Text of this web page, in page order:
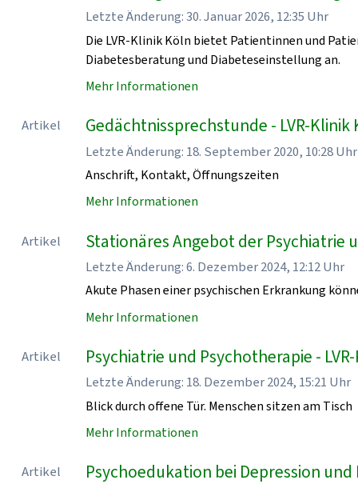
Letzte Änderung: 30. Januar 2026, 12:35 Uhr
Die LVR-Klinik Köln bietet Patientinnen und
Diabetesberatung und Diabeteseinstellung an.
Mehr Informationen
Artikel Gedächtnissprechstunde - LVR-Klinik
Letzte Änderung: 18. September 2020, 10:28 Uhr
Anschrift, Kontakt, Öffnungszeiten
Mehr Informationen
Artikel Stationäres Angebot der Psychiatrie
Letzte Änderung: 6. Dezember 2024, 12:12 Uhr
Akute Phasen einer psychischen Erkrankung
Mehr Informationen
Artikel Psychiatrie und Psychotherapie -
Letzte Änderung: 18. Dezember 2024, 15:21 Uhr
Blick durch offene Tür. Menschen sitzen am Tisch
Mehr Informationen
Artikel Psychoedukation bei Depression und